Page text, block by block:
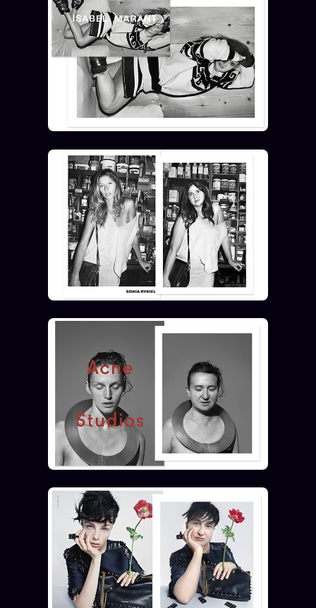
TRILOGIE + 2
KÉTAMINE2019
BRAQUAGE2021
SUSPECTE2022
Compte Suspendu
Les Limites 2025
Le procès Brigitte Macron
Catalogue
ZS Bundle
Références
S'abonner GRATUIT
Cercle Privé 30€/M
Mécène
Témoignages 85 000
Lectures des sœurs
Bienvenue nouveau membre
Manifeste pricing
Se connecter
Z/S SYSTEMS LINEAGE 10 ANS